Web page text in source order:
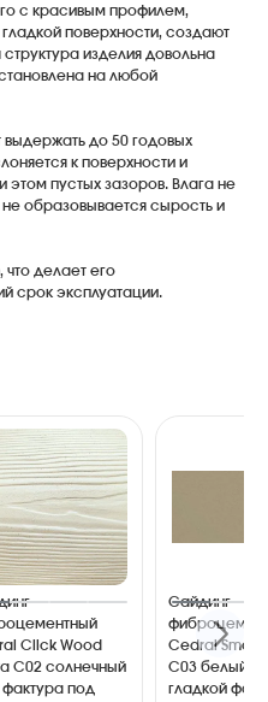
с красивым профилем,
поверхности, создают
изделия довольна
на любой
до 50 годовых
к поверхности и
этом пустых зазоров. Влага не
образовывается сырость и
делает его
срок эксплуатации.
Click Wood
C02 солнечный
под
Сайдинг
Cedral
C03 белый
гладкой